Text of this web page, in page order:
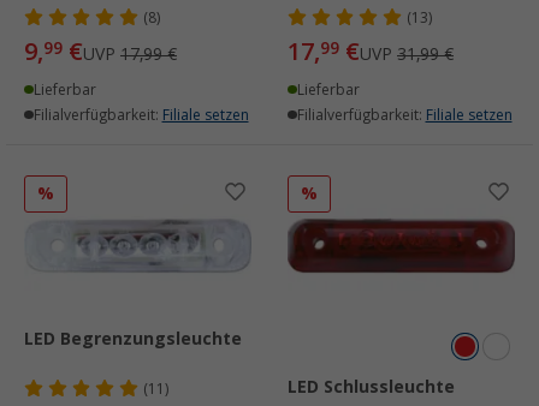
(8)
9,99 €UVP 17,99 €
Lieferbar
Filialverfügbarkeit: Filiale setzen
(13)
17,99 €UVP 31,99 €
Lieferbar
Filialverfügbarkeit: Filiale setzen
%
LED Begrenzungsleuchte
(11)
%
LED Schlussleuchte